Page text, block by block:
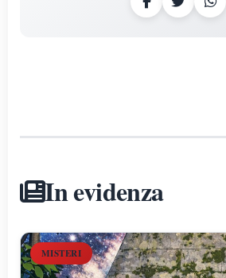
In evidenza
MISTERI